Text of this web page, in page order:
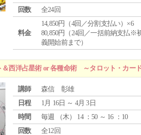
回数
全24回
料金
14,850円（4回／分割支払い）×6
80,850円（24回／一括前納支払※
義開始前まで）
＆西洋占星術 or 各種命術 ～タロット・カー
講師
森信 彰雄
日程
1月 16日 ～ 4月 3日
時間
毎週 （木） 14 ：50 ～ 16 ：10
回数
全12回